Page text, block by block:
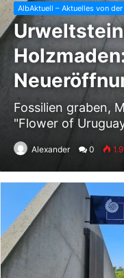
AlbAktuell – Aktuelles von
Fossilien graben,
"Flower of
Alexander 0